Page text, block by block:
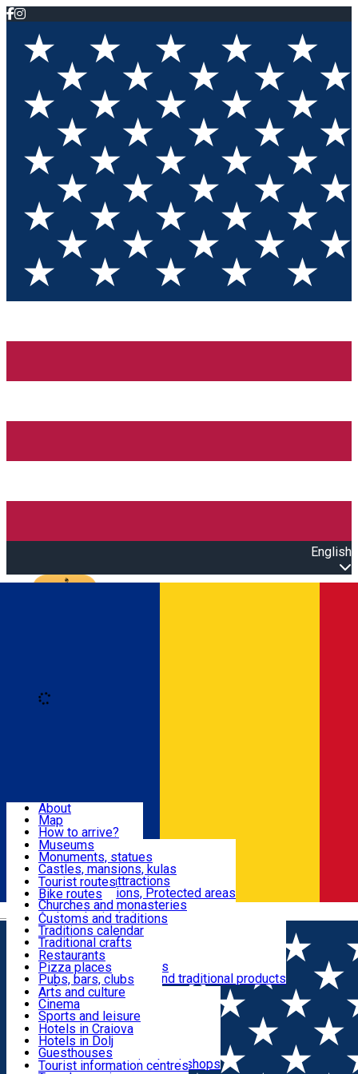
English
Română
Attractions
Routes
Customs, Traditions
Food & Drinks
Leisure & Fun
Accommodation
Useful
About
Map
How to arrive?
Recommendations
Tourist attractions
News
Museums
Monuments, statues
Castles, mansions, kulas
Architectural attractions
Natural attractions, Protected areas
Churches and monasteries
Archaeological sites
Parks and gardens
Tourist routes
Bike routes
Customs and traditions
Traditions calendar
Traditional crafts
Traditional cuisine
Wineries and vineyards
Local manufacturers and traditional products
Restaurants
Pizza places
Pubs, bars, clubs
Cafes and teahouses
Sweets and ice cream
Fast-food
Arts and culture
Cinema
Sports and leisure
Horse riding
Swimming pools
Zoo
Shopping, souvenirs, bookshops
Hotels in Craiova
Hotels in Dolj
Guesthouses
Villas
Tourist information centres